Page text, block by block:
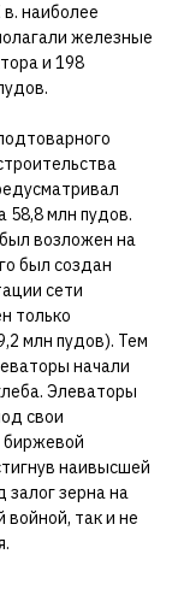
наиболее
железные
и 198
58,8 млн пудов.
возложен на
был создан
сети
только
млн пудов). Тем
начали
Элеваторы
свои
биржевой
наивысшей
залог зерна на
войной, так и не